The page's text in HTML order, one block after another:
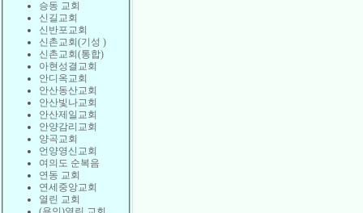
승동 교회
신길교회
신반포교회
신촌교회(기성 )
신촌교회(통합)
아현성결교회
안디옥교회
안산동산교회
안산빛나교회
안산제일교회
안양감리교회
양곡교회
언양영신교회
여의도 순복음
연동 교회
연세중앙교회
열린 교회